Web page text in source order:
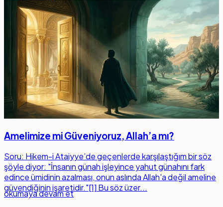
Amelimize mi Güveniyoruz, Allah’a mı?
Soru: Hikem-i Ataiyye’de geçenlerde karşılaştığım bir söz
şöyle diyor: "İnsanın günah işleyince yahut günahını fark
edince ümidinin azalması, onun aslında Allah'a değil ameline
güvendiğinin işaretidir."[1] Bu söz üzer...
okumaya devam et